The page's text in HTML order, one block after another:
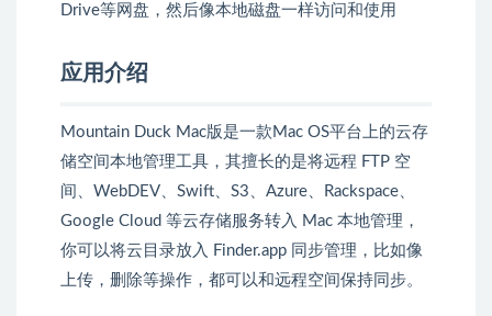
Drive等网盘，然后像本地磁盘一样访问和使用
应用介绍
Mountain Duck Mac版是一款Mac OS平台上的云存
储空间本地管理工具，其擅长的是将远程 FTP 空
间、WebDEV、Swift、S3、Azure、Rackspace、
Google Cloud 等云存储服务转入 Mac 本地管理，
你可以将云目录放入 Finder.app 同步管理，比如像
上传，删除等操作，都可以和远程空间保持同步。